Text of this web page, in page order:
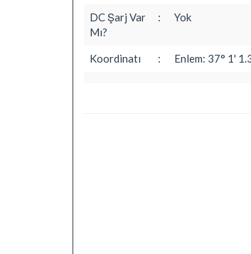
DC Şarj Var
Mı?
: Yok
Koordinatı : Enlem: 37° 1'